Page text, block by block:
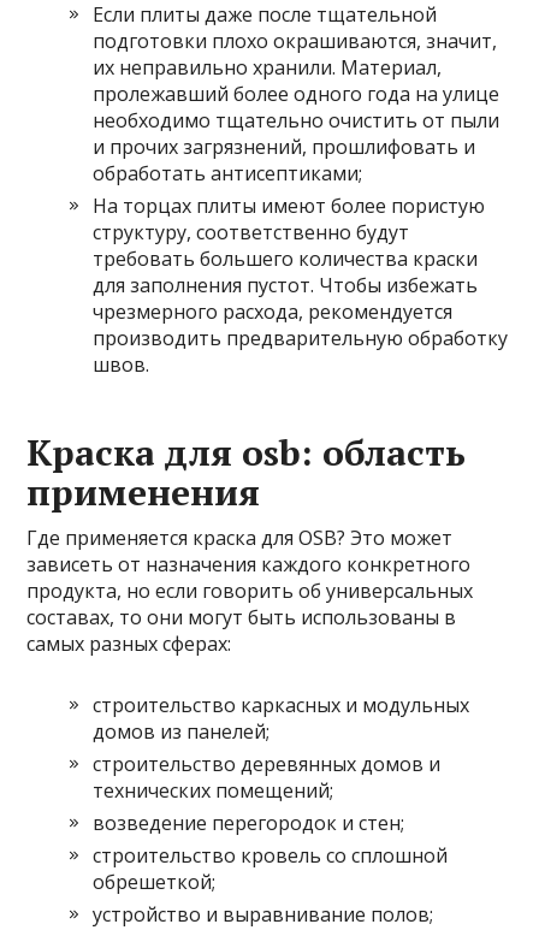
Если плиты даже после тщательной
подготовки плохо окрашиваются, значит,
их неправильно хранили. Материал,
пролежавший более одного года на улице
необходимо тщательно очистить от пыли
и прочих загрязнений, прошлифовать и
обработать антисептиками;
На торцах плиты имеют более пористую
структуру, соответственно будут
требовать большего количества краски
для заполнения пустот. Чтобы избежать
чрезмерного расхода, рекомендуется
производить предварительную обработку
швов.
Краска для osb: область
применения
Где применяется краска для OSB? Это может
зависеть от назначения каждого конкретного
продукта, но если говорить об универсальных
составах, то они могут быть использованы в
самых разных сферах:
строительство каркасных и модульных
домов из панелей;
строительство деревянных домов и
технических помещений;
возведение перегородок и стен;
строительство кровель со сплошной
обрешеткой;
устройство и выравнивание полов;